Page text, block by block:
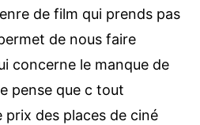
de film qui prends pas
de nous faire
concerne le manque de
pense que c tout
prix des places de ciné